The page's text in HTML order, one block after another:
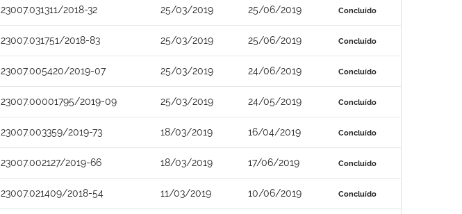
23007.031311/2018-32 25/03/2019 25/06/2019 Concluído
23007.031751/2018-83 25/03/2019 25/06/2019 Concluído
23007.005420/2019-07 25/03/2019 24/06/2019 Concluído
23007.00001795/2019-09 25/03/2019 24/05/2019 Concluído
23007.003359/2019-73 18/03/2019 16/04/2019 Concluído
23007.002127/2019-66 18/03/2019 17/06/2019 Concluído
23007.021409/2018-54 11/03/2019 10/06/2019 Concluído